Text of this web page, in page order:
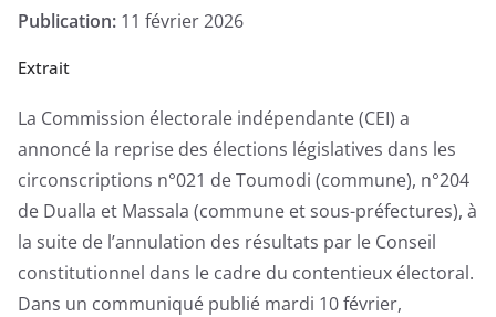
février
-
Enquête
Exclusive
Publication: 11 février 2026
Extrait
La Commission électorale indépendante (CEI) a
annoncé la reprise des élections législatives dans les
circonscriptions n°021 de Toumodi (commune), n°204
de Dualla et Massala (commune et sous-préfectures), à
la suite de l’annulation des résultats par le Conseil
constitutionnel dans le cadre du contentieux électoral.
Dans un communiqué publié mardi 10 février,